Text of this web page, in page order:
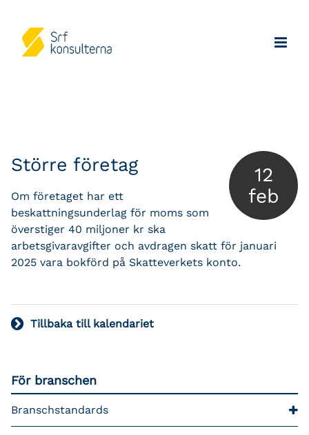
12
feb
Större företag
Om företaget har ett
beskattningsunderlag för moms som
överstiger 40 miljoner kr ska
arbetsgivaravgifter och avdragen skatt för januari
2025 vara bokförd på Skatteverkets konto.
Tillbaka till kalendariet
För branschen
Branschstandards